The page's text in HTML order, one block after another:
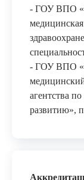
- ГОУ ВПО
- ГОУ ВПО
агентства
развитию»,